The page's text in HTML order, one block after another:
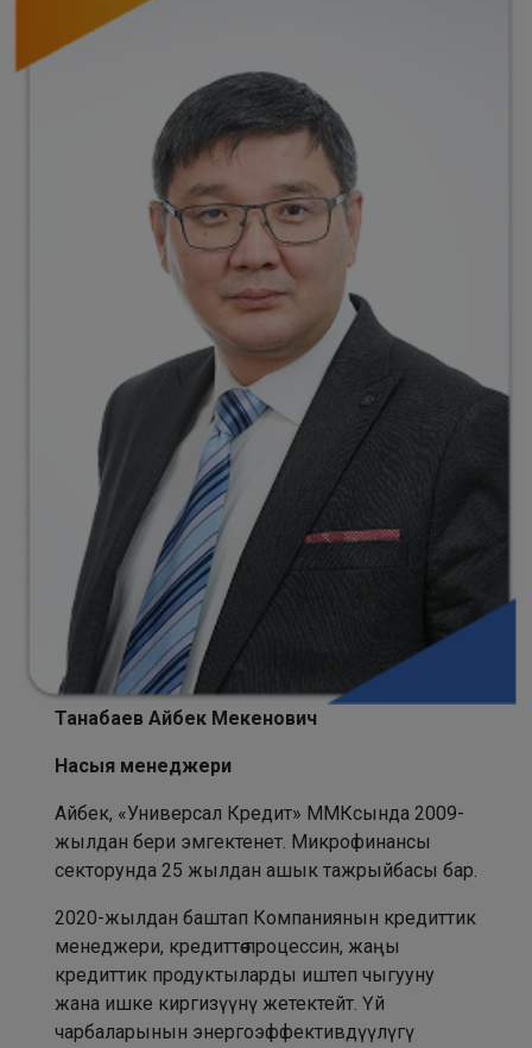
Танабаев Айбек Мекенович
Насыя менеджери
Айбек, «Универсал Кредит» ММКсында 2009-
жылдан бери эмгектенет. Микрофинансы
секторунда 25 жылдан ашык тажрыйбасы бар.
2020-жылдан баштап Компаниянын кредиттик
менеджери, кредиттөө процессин, жаңы
кредиттик продуктыларды иштеп чыгууну
жана ишке киргизүүнү жетектейт. Үй
чарбаларынын энергоэффективдүүлүгү